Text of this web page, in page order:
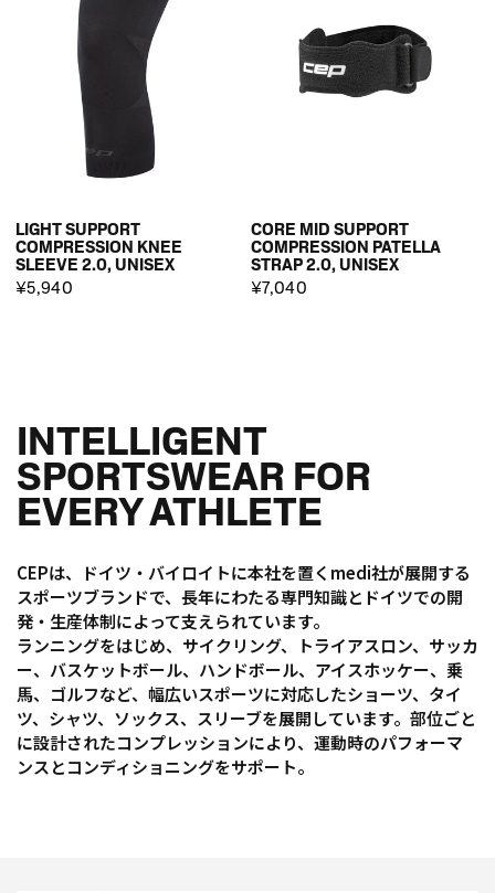
LIGHT SUPPORT
COMPRESSION KNEE
SLEEVE 2.0, UNISEX
¥5,940
CORE MID SUPPORT
COMPRESSION PATELLA
STRAP 2.0, UNISEX
¥7,040
INTELLIGENT
SPORTSWEAR FOR
EVERY ATHLETE
CEPは、ドイツ・バイロイトに本社を置くmedi社が展開する
スポーツブランドで、長年にわたる専門知識とドイツでの開
発・生産体制によって支えられています。
ランニングをはじめ、サイクリング、トライアスロン、サッカ
ー、バスケットボール、ハンドボール、アイスホッケー、乗
馬、ゴルフなど、幅広いスポーツに対応したショーツ、タイ
ツ、シャツ、ソックス、スリーブを展開しています。部位ごと
に設計されたコンプレッションにより、運動時のパフォーマ
ンスとコンディショニングをサポート。